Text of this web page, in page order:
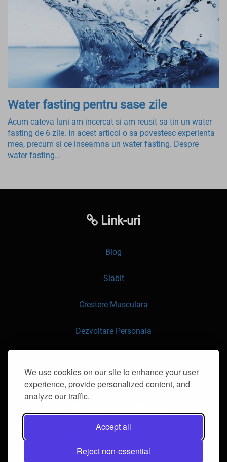
We use cookies on our site to enhance your user
experience, provide personalized content, and
analyze our traffic.
Accept all
Reject non-essential
Water fasting pentru sase zile
Acum cateva luni am incercat si am reusit sa tin un water
fasting de 6 zile. In acest articol o sa povestesc experienta
mea, precum si ce inseamna un water fasting. Despre
water fasting...
Link-uri
Blog
Slabit
Crestere Musculara
Dezvoltare Personala
Contacteaza-ne